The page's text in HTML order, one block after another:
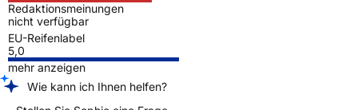
Redaktionsmeinungen
nicht verfügbar
EU-Reifenlabel
5,0
mehr anzeigen
Wie kann ich Ihnen helfen?